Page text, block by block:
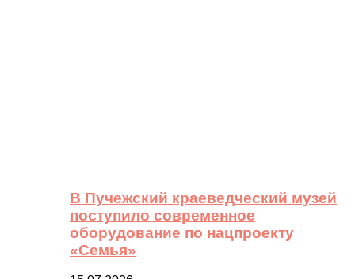
В Пучежский краеведческий музей
поступило современное
оборудование по нацпроекту
«Семья»